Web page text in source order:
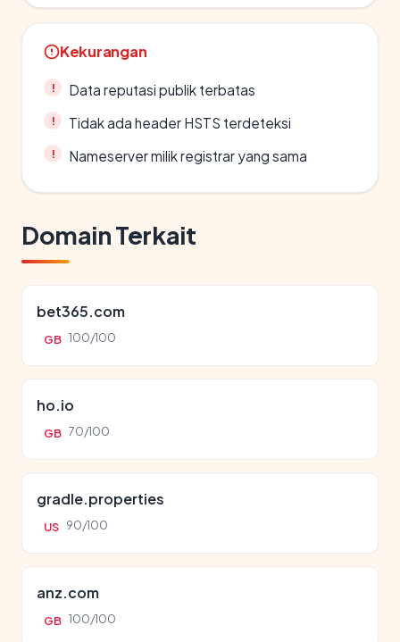
Kekurangan
Data reputasi publik terbatas
Tidak ada header HSTS terdeteksi
Nameserver milik registrar yang sama
Domain Terkait
bet365.com
GB 100/100
ho.io
GB 70/100
gradle.properties
US 90/100
anz.com
GB 100/100